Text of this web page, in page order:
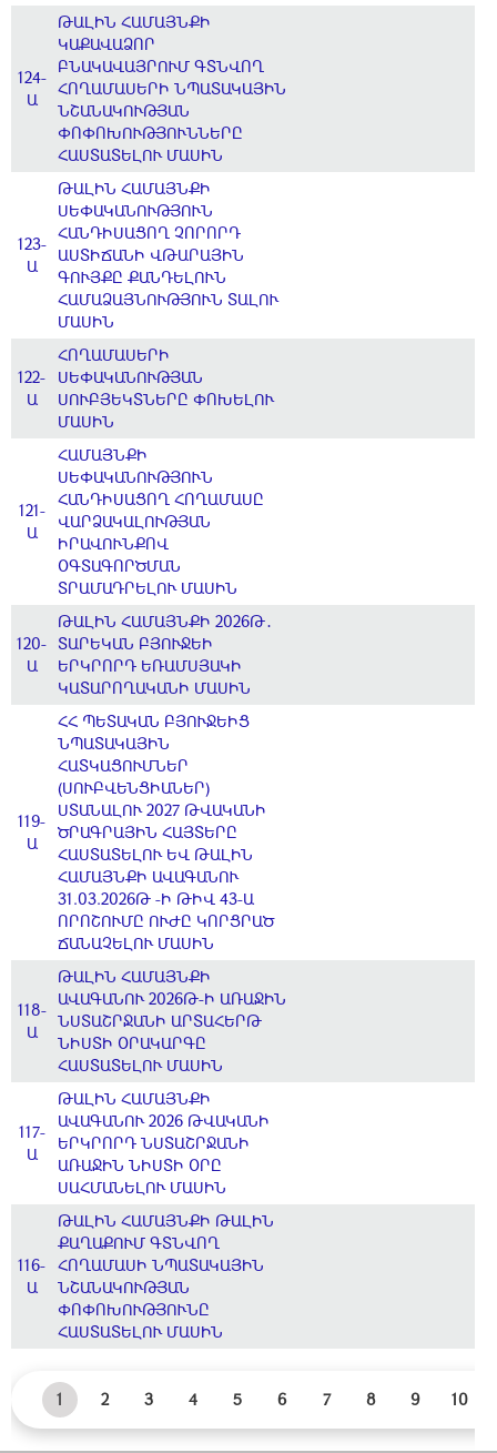
124-
Ա
ԹԱԼԻՆ ՀԱՄԱՅՆՔԻ
ԿԱՔԱՎԱՁՈՐ
ԲՆԱԿԱՎԱՅՐՈՒՄ ԳՏՆՎՈՂ
ՀՈՂԱՄԱՍԵՐԻ ՆՊԱՏԱԿԱՅԻՆ
ՆՇԱՆԱԿՈՒԹՅԱՆ
ՓՈՓՈԽՈՒԹՅՈՒՆՆԵՐԸ
ՀԱՍՏԱՏԵԼՈՒ ՄԱՍԻՆ
123-
Ա
ԹԱԼԻՆ ՀԱՄԱՅՆՔԻ
ՍԵՓԱԿԱՆՈՒԹՅՈՒՆ
ՀԱՆԴԻՍԱՑՈՂ ՉՈՐՈՐԴ
ԱՍՏԻՃԱՆԻ ՎԹԱՐԱՅԻՆ
ԳՈՒՅՔԸ ՔԱՆԴԵԼՈՒՆ
ՀԱՄԱՁԱՅՆՈՒԹՅՈՒՆ ՏԱԼՈՒ
ՄԱՍԻՆ
122-
Ա
ՀՈՂԱՄԱՍԵՐԻ
ՍԵՓԱԿԱՆՈՒԹՅԱՆ
ՍՈՒԲՅԵԿՏՆԵՐԸ ՓՈԽԵԼՈՒ
ՄԱՍԻՆ
121-
Ա
ՀԱՄԱՅՆՔԻ
ՍԵՓԱԿԱՆՈՒԹՅՈՒՆ
ՀԱՆԴԻՍԱՑՈՂ ՀՈՂԱՄԱՍԸ
ՎԱՐՁԱԿԱԼՈՒԹՅԱՆ
ԻՐԱՎՈՒՆՔՈՎ
ՕԳՏԱԳՈՐԾՄԱՆ
ՏՐԱՄԱԴՐԵԼՈՒ ՄԱՍԻՆ
120-
Ա
ԹԱԼԻՆ ՀԱՄԱՅՆՔԻ 2026Թ․
ՏԱՐԵԿԱՆ ԲՅՈՒՋԵԻ
ԵՐԿՐՈՐԴ ԵՌԱՄՍՅԱԿԻ
ԿԱՏԱՐՈՂԱԿԱՆԻ ՄԱՍԻՆ
119-
Ա
ՀՀ ՊԵՏԱԿԱՆ ԲՅՈՒՋԵԻՑ
ՆՊԱՏԱԿԱՅԻՆ
ՀԱՏԿԱՑՈՒՄՆԵՐ
(ՍՈՒԲՎԵՆՑԻԱՆԵՐ)
ՍՏԱՆԱԼՈՒ 2027 ԹՎԱԿԱՆԻ
ԾՐԱԳՐԱՅԻՆ ՀԱՅՏԵՐԸ
ՀԱՍՏԱՏԵԼՈՒ ԵՎ ԹԱԼԻՆ
ՀԱՄԱՅՆՔԻ ԱՎԱԳԱՆՈՒ
31.03.2026Թ -Ի ԹԻՎ 43-Ա
ՈՐՈՇՈՒՄԸ ՈՒԺԸ ԿՈՐՑՐԱԾ
ՃԱՆԱՉԵԼՈՒ ՄԱՍԻՆ
118-
Ա
ԹԱԼԻՆ ՀԱՄԱՅՆՔԻ
ԱՎԱԳԱՆՈՒ 2026Թ-Ի ԱՌԱՋԻՆ
ՆՍՏԱՇՐՋԱՆԻ ԱՐՏԱՀԵՐԹ
ՆԻՍՏԻ ՕՐԱԿԱՐԳԸ
ՀԱՍՏԱՏԵԼՈՒ ՄԱՍԻՆ
117-
Ա
ԹԱԼԻՆ ՀԱՄԱՅՆՔԻ
ԱՎԱԳԱՆՈՒ 2026 ԹՎԱԿԱՆԻ
ԵՐԿՐՈՐԴ ՆՍՏԱՇՐՋԱՆԻ
ԱՌԱՋԻՆ ՆԻՍՏԻ ՕՐԸ
ՍԱՀՄԱՆԵԼՈՒ ՄԱՍԻՆ
116-
Ա
ԹԱԼԻՆ ՀԱՄԱՅՆՔԻ ԹԱԼԻՆ
ՔԱՂԱՔՈՒՄ ԳՏՆՎՈՂ
ՀՈՂԱՄԱՍԻ ՆՊԱՏԱԿԱՅԻՆ
ՆՇԱՆԱԿՈՒԹՅԱՆ
ՓՈՓՈԽՈՒԹՅՈՒՆԸ
ՀԱՍՏԱՏԵԼՈՒ ՄԱՍԻՆ
1 2 3 4 5 6 7 8 9 10